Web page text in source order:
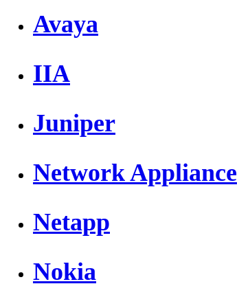
Avaya
IIA
Juniper
Network Appliance
Netapp
Nokia